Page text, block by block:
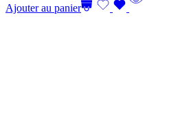
Ajouter au panier